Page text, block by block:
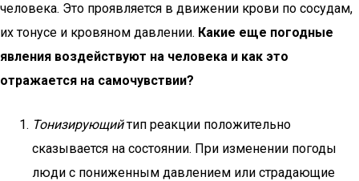
человека. Это проявляется в движении крови по сосудам,
их тонусе и кровяном давлении. Какие еще погодные
явления воздействуют на человека и как это
отражается на самочувствии?
Тонизирующийтип реакции положительно
сказывается на состоянии. При изменении погоды
люди с пониженным давлением или страдающие